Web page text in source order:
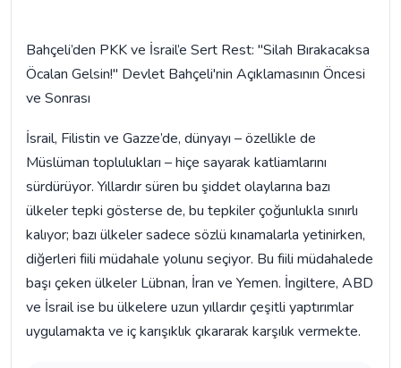
Bahçeli’den PKK ve İsrail’e Sert Rest: "Silah Bırakacaksa
Öcalan Gelsin!" Devlet Bahçeli'nin Açıklamasının Öncesi
ve Sonrası
İsrail, Filistin ve Gazze’de, dünyayı – özellikle de
Müslüman toplulukları – hiçe sayarak katliamlarını
sürdürüyor. Yıllardır süren bu şiddet olaylarına bazı
ülkeler tepki gösterse de, bu tepkiler çoğunlukla sınırlı
kalıyor; bazı ülkeler sadece sözlü kınamalarla yetinirken,
diğerleri fiili müdahale yolunu seçiyor. Bu fiili müdahalede
başı çeken ülkeler Lübnan, İran ve Yemen. İngiltere, ABD
ve İsrail ise bu ülkelere uzun yıllardır çeşitli yaptırımlar
uygulamakta ve iç karışıklık çıkararak karşılık vermekte.